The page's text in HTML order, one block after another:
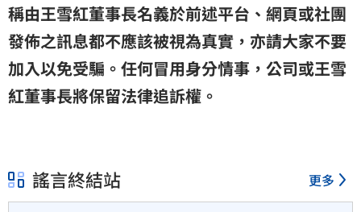
稱由王雪紅董事長名義於前述平台、網頁或社團
發佈之訊息都不應該被視為真實，亦請大家不要
加入以免受騙。任何冒用身分情事，公司或王雪
紅董事長將保留法律追訴權。
謠言終結站 更多